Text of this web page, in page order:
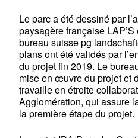
Le parc a été dessiné par
paysagère française
bureau suisse pg
plans ont été validés par
du projet fin 2019. Le
mise en œuvre du projet et
travaille en étroite
Agglomération, qui assure
la première étape du projet.